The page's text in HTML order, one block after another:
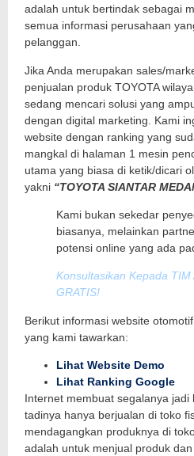
adalah untuk bertindak sebagai
semua informasi perusahaan
pelanggan.
Jika Anda merupakan sales/
penjualan produk TOYOTA
sedang mencari solusi yang
dengan digital marketing. Kami
website dengan ranking yang
mangkal di halaman 1 mesin
utama yang biasa di ketik/dicari
yakni “TOYOTA SIANTAR
Kami bukan sekedar
biasanya, melainkan
potensi online yang ada
Konsultasikan Kepada TIM
GRATIS!
Berikut informasi website
yang kami tawarkan:
Lihat Website Demo
Lihat Ranking Google
Internet membuat segalanya jadi
tadinya hanya berjualan di toko
mendagangkan produknya di
adalah untuk menjual produk